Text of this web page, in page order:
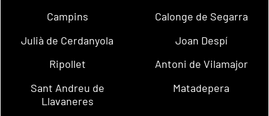
Campins
Calonge de Segarra
Julià de Cerdanyola
Joan Despí
Ripollet
Antoni de Vilamajor
Sant Andreu de
Llavaneres
Matadepera